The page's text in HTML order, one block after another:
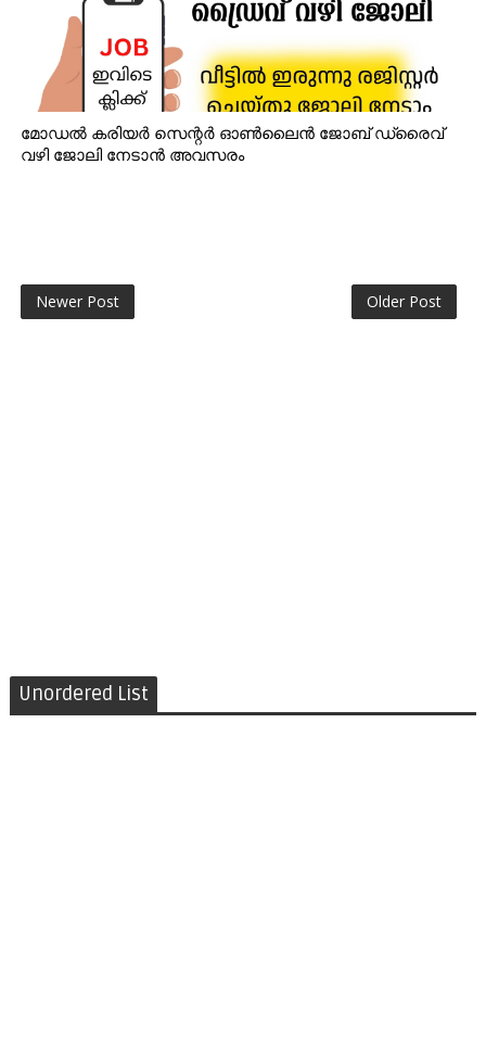
മോഡൽ കരിയർ സെന്റർ ഓൺലൈൻ ജോബ് ഡ്രൈവ്
വഴി ജോലി നേടാൻ അവസരം
Newer Post Older Post
Unordered List